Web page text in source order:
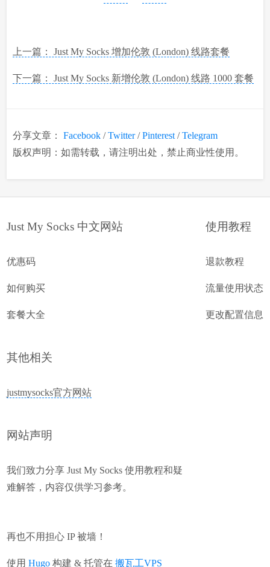
上一篇： Just My Socks 增加伦敦 (London) 线路套餐
下一篇： Just My Socks 新增伦敦 (London) 线路 1000 套餐
分享文章：Facebook /Twitter/Pinterest /Telegram
版权声明：如需转载，请注明出处，禁止商业性使用。
Just My Socks 中文网站
优惠码
如何购买
套餐大全
使用教程
退款教程
流量使用状态
更改配置信息
其他相关
justmysocks官方网站
网站声明
我们致力分享 Just My Socks 使用教程和疑
难解答，内容仅供学习参考。
再也不用担心 IP 被墙！
使用Hugo 构建 & 托管在搬瓦工VPS